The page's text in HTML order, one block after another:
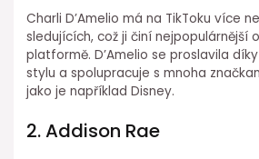
Charli D’Amelio má na TikToku více
sledujících, což ji činí nejpopulárnější
platformě. D’Amelio se proslavila
stylu a spolupracuje s mnoha
jako je například Disney.
2. Addison Rae